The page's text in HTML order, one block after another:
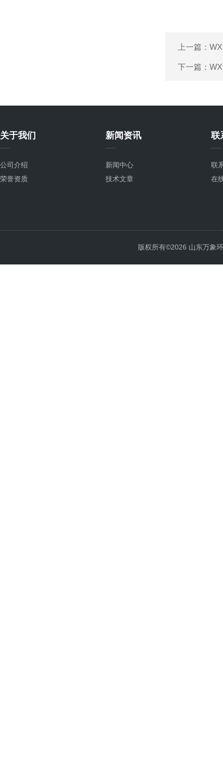
上一篇：
下一篇：
关于我们
公司介绍
荣誉资质
新闻资讯
新闻中心
技术文章
联
联
在
版权所有©2026 山东万象